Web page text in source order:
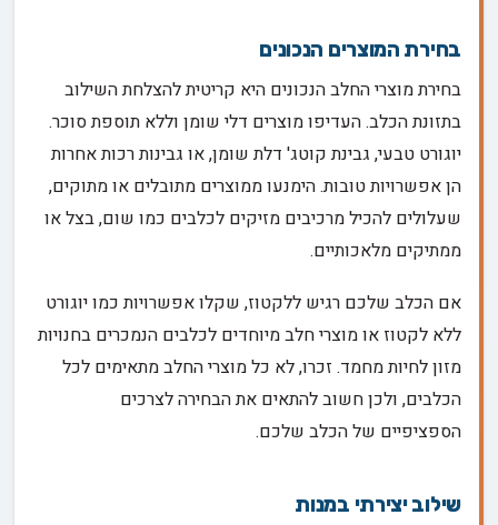
בחירת המוצרים הנכונים
בחירת מוצרי החלב הנכונים היא קריטית להצלחת השילוב
בתזונת הכלב. העדיפו מוצרים דלי שומן וללא תוספת סוכר.
יוגורט טבעי, גבינת קוטג' דלת שומן, או גבינות רכות אחרות
הן אפשרויות טובות. הימנעו ממוצרים מתובלים או מתוקים,
שעלולים להכיל מרכיבים מזיקים לכלבים כמו שום, בצל או
ממתיקים מלאכותיים.
אם הכלב שלכם רגיש ללקטוז, שקלו אפשרויות כמו יוגורט
ללא לקטוז או מוצרי חלב מיוחדים לכלבים הנמכרים בחנויות
מזון לחיות מחמד. זכרו, לא כל מוצרי החלב מתאימים לכל
הכלבים, ולכן חשוב להתאים את הבחירה לצרכים
הספציפיים של הכלב שלכם.
שילוב יצירתי במנות